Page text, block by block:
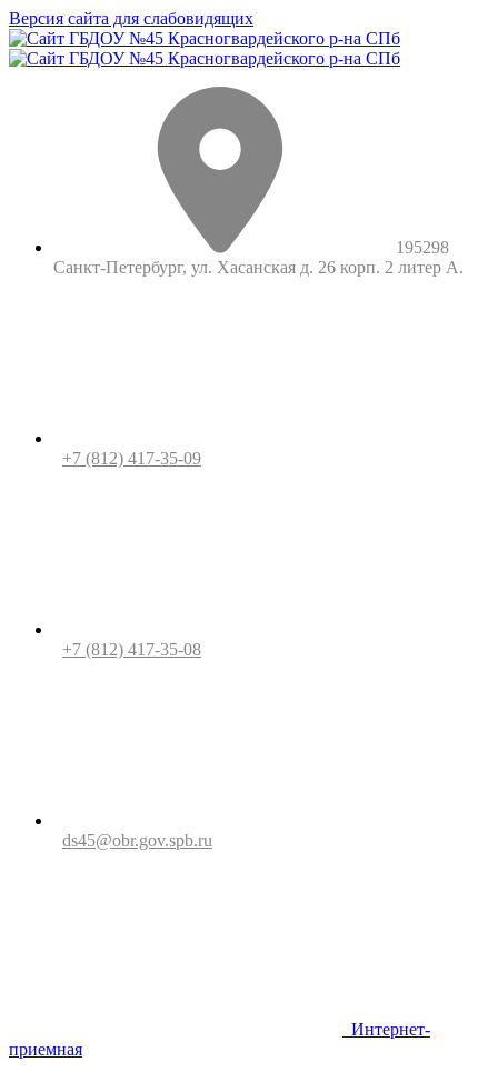
Версия сайта для слабовидящих
195298
Санкт-Петербург, ул. Хасанская д. 26 корп. 2 литер А.
+7 (812) 417-35-09
+7 (812) 417-35-08
ds45@obr.gov.spb.ru
Интернет-
приемная